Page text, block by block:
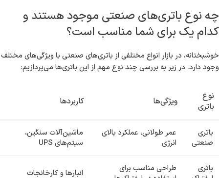
چه نوع باتری‌های صنعتی موجود هستند و
کدام یک برای شما مناسب است؟
خوشبختانه، در بازار انواع مختلفی از باتری‌های صنعتی با ویژگی‌های مختلف
وجود دارد. در زیر به بررسی چند نوع مهم از این باتری‌ها می‌پردازیم:
نوع
باتری
ویژگی‌ها کاربردها
باتری
صنعتی
عمر طولانی، عملکرد بالای
انرژی
ماشین‌آلات سنگین،
سیتم‌های UPS
باتری
طراحی مناسب برای
انبارها و کارخانجات